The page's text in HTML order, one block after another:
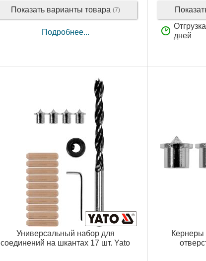
Показать варианты товара (7)
Подробнее...
дней
Универсальный набор для
соединений на шкантах 17 шт. Yato
Кернеры